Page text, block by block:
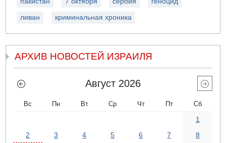
ливан криминальная хроника
АРХИВ НОВОСТЕЙ ИЗРАИЛЯ
Август 2026
Вс Пн Вт Ср Чт Пт Сб
1
2
3 4 5 6 7
8